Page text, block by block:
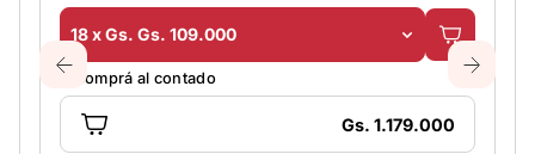
18 x Gs. Gs. 109.000
O comprá al contado
Gs. 1.179.000